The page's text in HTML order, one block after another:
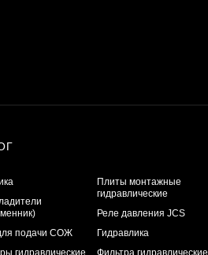
подачи СОЖ
гидравлические
Плиты монтажные
гидравлические
Реле давления JCS
Гидравлика
Фильтра гидравлические